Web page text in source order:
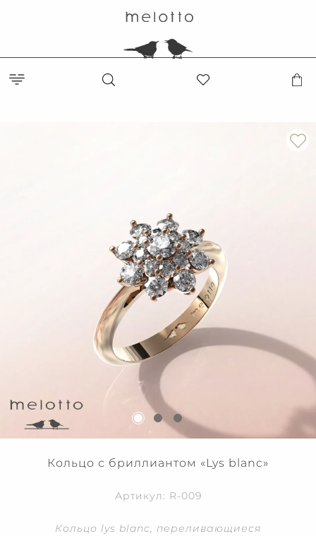
Кольцо с бриллиантом «Lys blanc»
Артикул: R-009
Кольцо lys blanc, переливающиеся